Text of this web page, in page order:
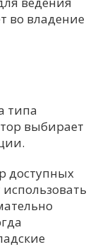
во владение
типа
выбирает
доступных